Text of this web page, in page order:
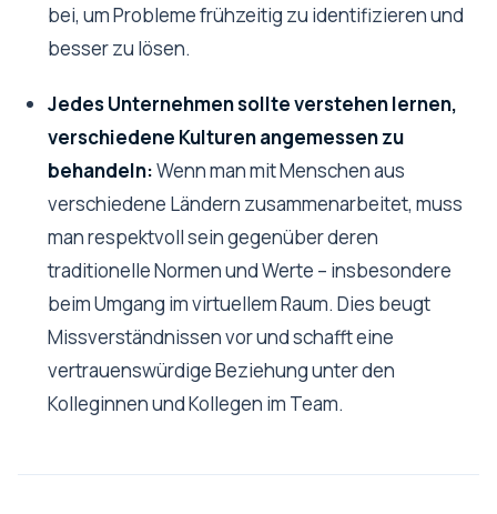
bei, um Probleme frühzeitig zu identifizieren und
besser zu lösen.
Jedes Unternehmen sollte verstehen lernen,
verschiedene Kulturen angemessen zu
behandeln:Wenn man mit Menschen aus
verschiedene Ländern zusammenarbeitet, muss
man respektvoll sein gegenüber deren
traditionelle Normen und Werte – insbesondere
beim Umgang im virtuellem Raum. Dies beugt
Missverständnissen vor und schafft eine
vertrauenswürdige Beziehung unter den
Kolleginnen und Kollegen im Team.